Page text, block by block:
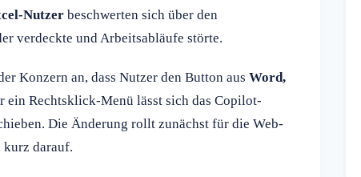
Nutzer beschwerten sich über den
verdeckte und Arbeitsabläufe störte.
Konzern an, dass Nutzer den Button aus Word,
ein Rechtsklick-Menü lässt sich das Copilot-
Die Änderung rollt zunächst für die Web-
kurz darauf.